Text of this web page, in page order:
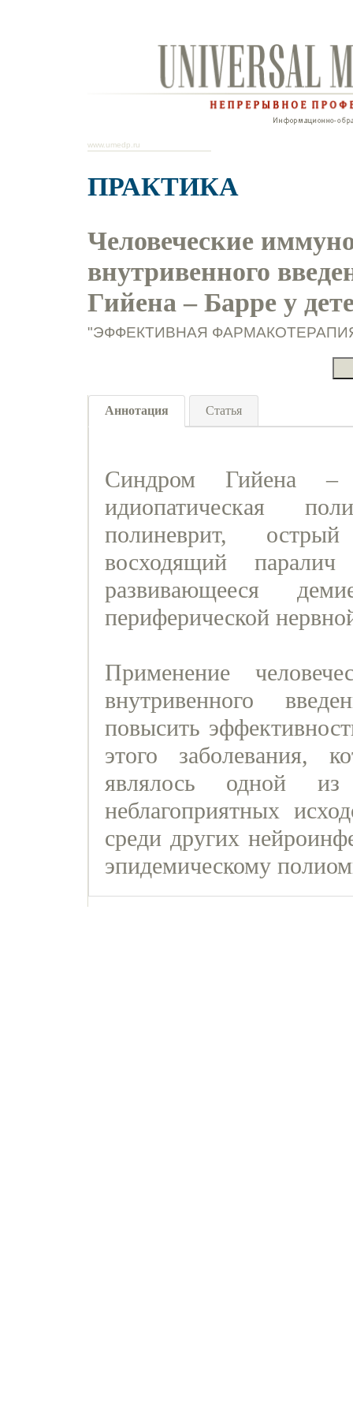
www.umedp.ru
ПРАКТИКА
Человеческие
внутривенного
Гийена – Барре у
"ЭФФЕКТИВНАЯ
Аннотация Статья
Синдром Гийена –
идиопатическая
полиневрит,
восходящий
развивающееся
периферической
Применение
внутривенного
повысить
этого заболевания,
являлось одной
неблагоприятных
среди других
эпидемическому